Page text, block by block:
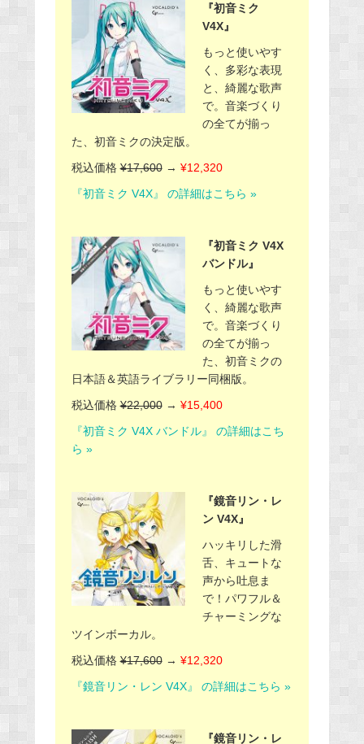
『初音ミク
V4X』
もっと使いやす
く、多彩な表現
と、綺麗な歌声
で。音楽づくり
の全てが揃っ
た、初音ミクの決定版。
税込価格¥17,600→ ¥12,320
『初音ミク V4X』 の詳細はこちら »
『初音ミク V4X
バンドル』
もっと使いやす
く、綺麗な歌声
で。音楽づくり
の全てが揃っ
た、初音ミクの
日本語＆英語ライブラリー同梱版。
税込価格¥22,000→ ¥15,400
『初音ミク V4X バンドル』 の詳細はこち
ら »
『鏡音リン・レ
ン V4X』
ハッキリした滑
舌、キュートな
声から吐息ま
で！パワフル＆
チャーミングな
ツインボーカル。
税込価格¥17,600→ ¥12,320
『鏡音リン・レン V4X』 の詳細はこちら »
『鏡音リン・レ